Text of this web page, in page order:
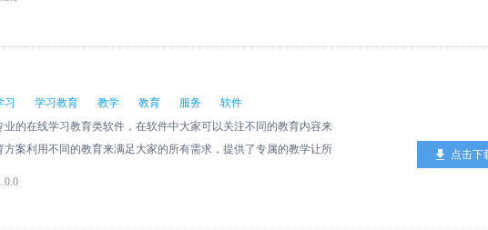
习 学习教育 教学 教育 服务
软件
业的在线学习教育类软件，在软件中大家可以关注不同的教育内容来
方案利用不同的教育来满足大家的所有需求，提供了专属的教学让所
准一些。
点击下